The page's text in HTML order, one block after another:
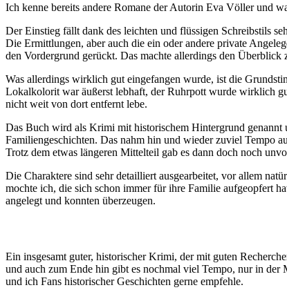
Ich kenne bereits andere Romane der Autorin Eva Völler und
Der Einstieg fällt dank des leichten und flüssigen Schreibstils
Die Ermittlungen, aber auch die ein oder andere private
den Vordergrund gerückt. Das machte allerdings den
Was allerdings wirklich gut eingefangen wurde, ist die
Lokalkolorit war äußerst lebhaft, der Ruhrpott wurde wirklich
nicht weit von dort entfernt lebe.
Das Buch wird als Krimi mit historischem Hintergrund
Familiengeschichten. Das nahm hin und wieder zuviel Tempo
Trotz dem etwas längeren Mittelteil gab es dann doch noch
Die Charaktere sind sehr detailliert ausgearbeitet, vor allem
mochte ich, die sich schon immer für ihre Familie aufgeopfert
angelegt und konnten überzeugen.
Ein insgesamt guter, historischer Krimi, der mit guten
und auch zum Ende hin gibt es nochmal viel Tempo, nur in der
und ich Fans historischer Geschichten gerne empfehle.